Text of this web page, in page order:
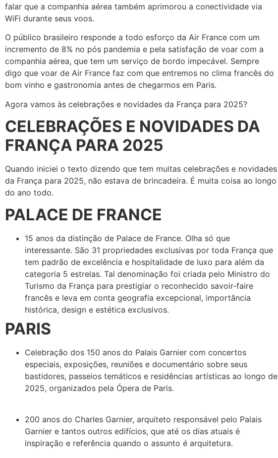
falar que a companhia aérea também aprimorou a conectividade via
WiFi durante seus voos.
O público brasileiro responde a todo esforço da Air France com um
incremento de 8% no pós pandemia e pela satisfação de voar com a
companhia aérea, que tem um serviço de bordo impecável. Sempre
digo que voar de Air France faz com que entremos no clima francês do
bom vinho e gastronomia antes de chegarmos em Paris.
Agora vamos às celebrações e novidades da França para 2025?
CELEBRAÇÕES E NOVIDADES DA
FRANÇA PARA 2025
Quando iniciei o texto dizendo que tem muitas celebrações e novidades
da França para 2025, não estava de brincadeira. É muita coisa ao longo
do ano todo.
PALACE DE FRANCE
15 anos da distinção de Palace de France. Olha só que
interessante. São 31 propriedades exclusivas por toda França que
tem padrão de excelência e hospitalidade de luxo para além da
categoria 5 estrelas. Tal denominação foi criada pelo Ministro do
Turismo da França para prestigiar o reconhecido savoir-faire
francês e leva em conta geografia excepcional, importância
histórica, design e estética exclusivos.
PARIS
Celebração dos 150 anos do Palais Garnier com concertos
especiais, exposições, reuniões e documentário sobre seus
bastidores, passeios temáticos e residências artísticas ao longo de
2025, organizados pela Ópera de Paris.
200 anos do Charles Garnier, arquiteto responsável pelo Palais
Garnier e tantos outros edifícios, que até os dias atuais é
inspiração e referência quando o assunto é arquitetura.